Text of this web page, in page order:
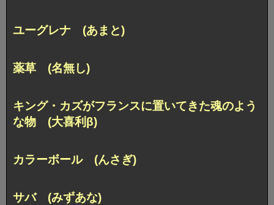
ユーグレナ (あまと)
薬草 (名無し)
キング・カズがフランスに置いてきた魂のよう
な物 (大喜利β)
カラーボール (んさぎ)
サバ (みずあな)